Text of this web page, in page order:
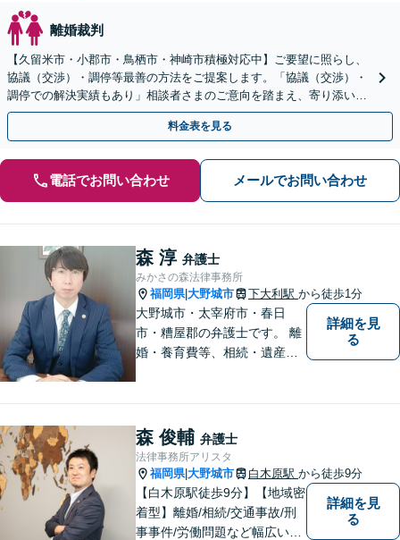
離婚裁判
【久留米市・小郡市・鳥栖市・神崎市積極対応中】ご要望に照らし、
協議（交渉）・調停等最善の方法をご提案します。「協議（交渉）・
調停での解決実績もあり」相談者さまのご意向を踏まえ、寄り添い親
身に対応します【休日・夜間相談可】
料金表を見る
電話でお問い合わせ メールでお問い合わせ
森 淳 弁護士
みかさの森法律事務所
福岡県|大野城市 下大利駅 から徒歩1分
大野城市・太宰府市・春日
市・糟屋郡の弁護士です。 離
婚・養育費等、相続・遺産分
料相談あり。出張相談あり。
２０時まで営業。福岡県全域
と周辺対応。
詳細を見
る
森 俊輔 弁護士
法律事務所アリスタ
福岡県|大野城市 白木原駅 から徒歩9分
【白木原駅徒歩9分】【地域密
着型】離婚/相続/交通事故/刑
事事件/労働問題など幅広い事
詳細を見
る